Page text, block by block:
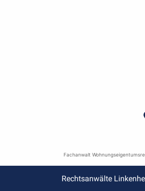
Fachanwalt
Rechtsanwälte